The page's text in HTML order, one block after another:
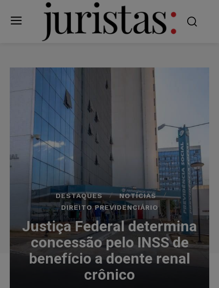
DESTAQUES
NOTÍCIAS
DIREITO PREVIDENCIÁRIO
Justiça Federal determina
concessão pelo INSS de
benefício a doente renal
crônico